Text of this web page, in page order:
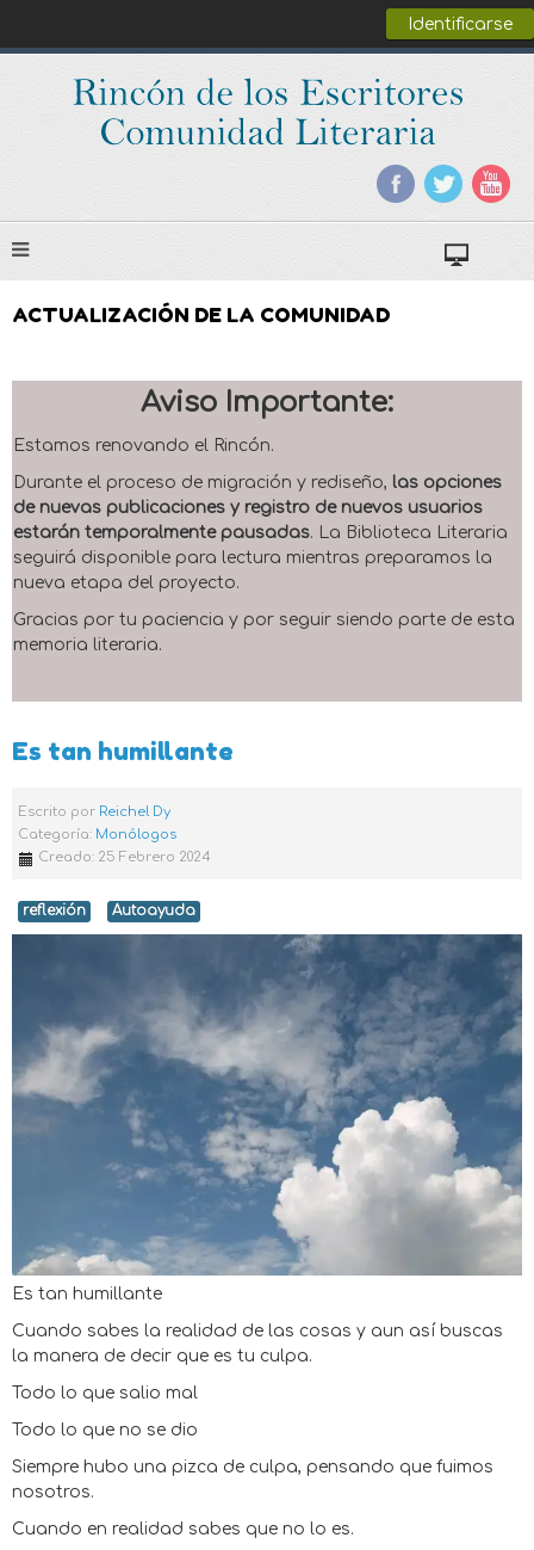
Identificarse
ACTUALIZACIÓN DE LA COMUNIDAD
Aviso Importante:
Estamos renovando el Rincón.
Durante el proceso de migración y rediseño, las opciones
de nuevas publicaciones y registro de nuevos usuarios
estarán temporalmente pausadas. La Biblioteca Literaria
seguirá disponible para lectura mientras preparamos la
nueva etapa del proyecto.
Gracias por tu paciencia y por seguir siendo parte de esta
memoria literaria.
Es tan humillante
Escrito por Reichel Dy
Categoría: Monólogos
Creado: 25 Febrero 2024
reflexión Autoayuda
Es tan humillante
Cuando sabes la realidad de las cosas y aun así buscas
la manera de decir que es tu culpa.
Todo lo que salio mal
Todo lo que no se dio
Siempre hubo una pizca de culpa, pensando que fuimos
nosotros.
Cuando en realidad sabes que no lo es.